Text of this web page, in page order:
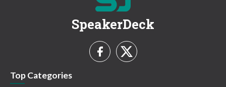
SpeakerDeck
Top Categories